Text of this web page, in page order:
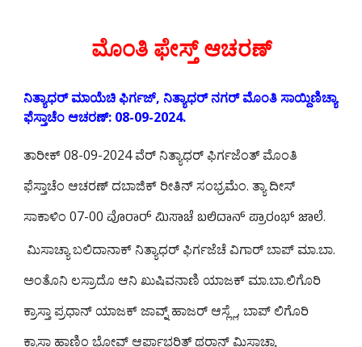
ಮೊಂತಿ ಫೇಸ್ತ್ ಆಚರಣ್
ನಿತ್ಯಾಧರ್ ಮಾಯೆಚಿ ಫಿರ್ಗಜ್, ನಿತ್ಯಾಧರ್ ನಗರ್ ಮೊಂತಿ ಸಾಯ್ದಿಣಿಚ್ಯಾ
ಫೆಸ್ತಾಚೆಂ ಆಚರಣ್: 08-09-2024.
ತಾರೀಕ್ 08-09-2024 ವೆರ್ ನಿತ್ಯಾಧರ್ ಫಿರ್ಗಜೆಂತ್ ಮೊಂತಿ
ಫೆಸ್ತಾಚೆಂ ಆಚರಣ್ ದಬಾಜಿಕ್ ರೀತಿನ್ ಸಂಭ್ರಮೆಂ. ತ್ಯಾ ದೀಸ್
ಸಾಕಾಳಿಂ 07-00 ವೊರಾರ್ ಮಿಸಾಚೆ ಬಲಿದಾನ್ ಪ್ರಾರಂಭ್ ಜಾಲೆ.
ಮಿಸಾಚ್ಯಾ ಬಲಿದಾನಾಕ್ ನಿತ್ಯಾಧರ್ ಫಿರ್ಗಜೆಚೆ ವಿಗಾರ್ ಬಾಪ್ ಮಾ.ಬಾ.
ಅಂತೊನಿ ಲಸ್ರಾದೊ ಆನಿ ಖುಷಿವನಾಣಿ ಯಾಜಕ್ ಮಾ.ಬಾ.ಲಿಗೊರಿ
ಕ್ರಾಸ್ತಾ ಪ್ರಧಾನ್ ಯಾಜಕ್ ಜಾವ್ನ್ ಹಾಜರ್ ಆಸ್ಲ್ಲೆ, ಬಾಪ್ ಲಿಗೊರಿ
ಕ್ರಾಸ್ತಾ ಹಾಣಿಂ ಭೋವ್ ಆರ್ಫಾಭರಿತ್ ಥರಾನ್ ಮಿಸಾಚ್ಯಾ